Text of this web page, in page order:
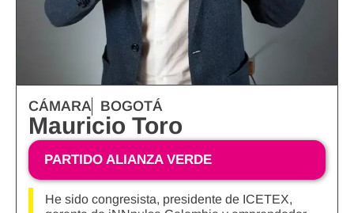
CÁMARA BOGOTÁ
Mauricio Toro
PARTIDO ALIANZA VERDE
He sido congresista, presidente de ICETEX,